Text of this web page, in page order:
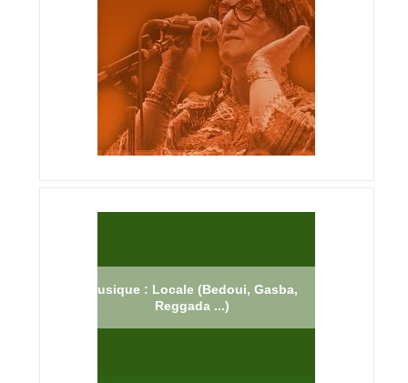
Musique : Locale (Bedoui, Gasba,
Reggada ...)